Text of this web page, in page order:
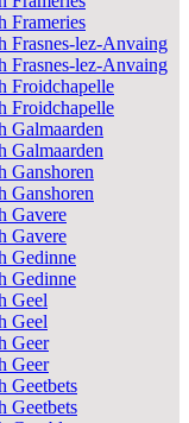
Frameries
Frasnes-lez-Anvaing
Frasnes-lez-Anvaing
Froidchapelle
Froidchapelle
Galmaarden
Galmaarden
Ganshoren
Ganshoren
Gavere
Gavere
Gedinne
Gedinne
Geel
Geel
Geer
Geer
Geetbets
Geetbets